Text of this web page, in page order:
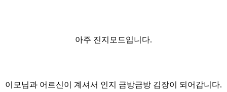
아주 진지모드입니다.
이모님과 어르신이 계셔서 인지 금방금방 김장이 되어갑니다.